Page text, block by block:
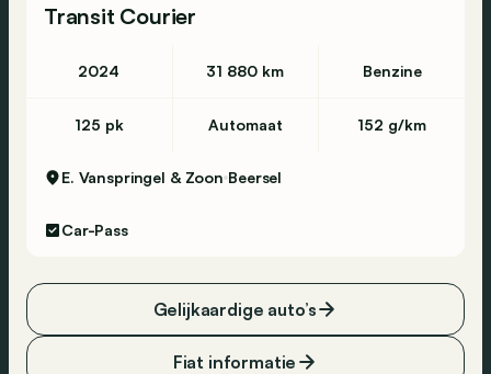
Transit Courier
2024 31 880 km Benzine
125 pk Automaat 152 g/km
E. Vanspringel & Zoon Beersel
Car-Pass
Fiat informatie
Gelijkaardige auto’s